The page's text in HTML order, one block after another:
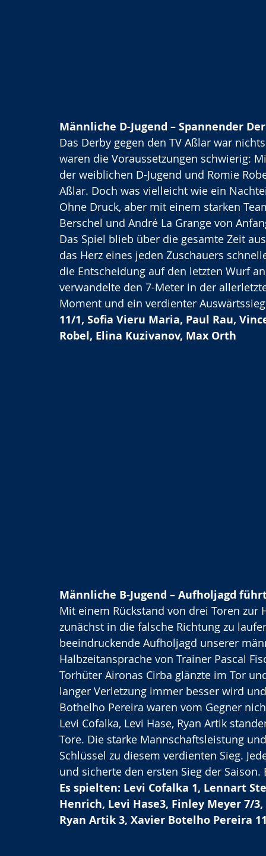
Männliche D-Jugend – Spannender
Das Derby gegen den TV Aßlar war
waren die Voraussetzungen schwierig:
der weiblichen D-Jugend und Romie
Aßlar. Doch was vielleicht wie ein
Ohne Druck, aber mit einem starken
Berschel und André La Grange von
Das Spiel blieb über die gesamte Zeit
das Herz eines jeden Zuschauers
die Entscheidung auf den letzten Wurf
verwandelte den 7-Meter in der
Moment und ein verdienter
11/1, Sofia Vieru Maria, Paul Rau,
Robel, Elina Kuzivanov, Max Orth
Männliche B-Jugend – Aufholjagd
Mit einem Rückstand von drei Toren zur
zunächst in die falsche Richtung zu
beeindruckende Aufholjagd unserer
Halbzeitansprache von Trainer Pascal
Torhüter Aironas Cirba glänzte im Tor
langer Verletzung immer besser wird
Bothelho Pereira waren vom Gegner
Levi Cofalka, Levi Hase, Ryan Artik
Tore. Die starke Mannschaftsleistung
Schlüssel zu diesem verdienten Sieg.
und sicherte den ersten Sieg der Saison.
Es spielten: Levi Cofalka 1, Lennart
Henrich, Levi Hase3, Finley Meyer 7/
Ryan Artik 3, Xavier Botelho Pereira